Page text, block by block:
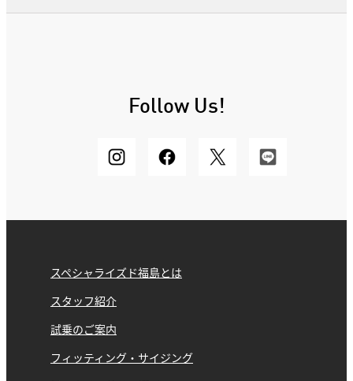
Follow Us!
スペシャライズド福島とは
スタッフ紹介
試乗のご案内
フィッティング・サイジング